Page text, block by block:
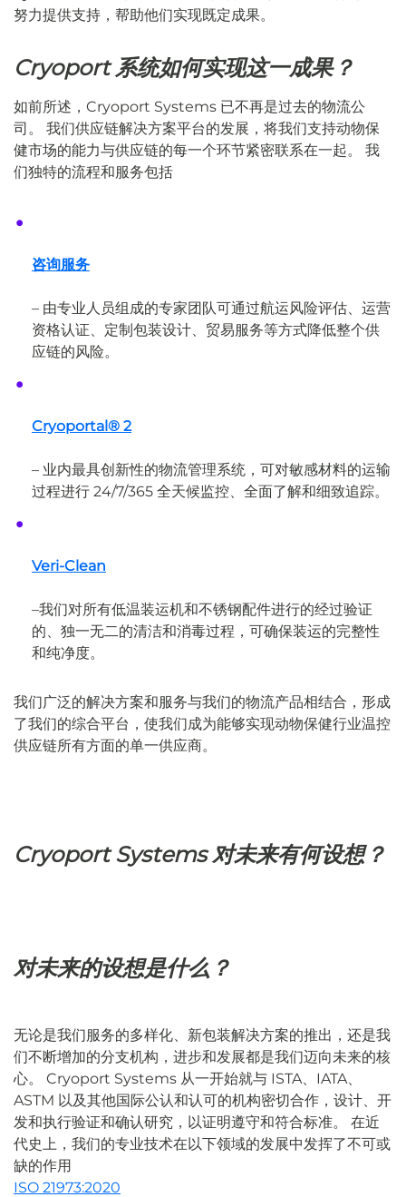
努力提供支持，帮助他们实现既定成果。
Cryoport 系统如何实现这一成果？
如前所述，Cryoport Systems 已不再是过去的物流公
司。 我们供应链解决方案平台的发展，将我们支持动物保
健市场的能力与供应链的每一个环节紧密联系在一起。 我
们独特的流程和服务包括
咨询服务
– 由专业人员组成的专家团队可通过航运风险评估、运营
资格认证、定制包装设计、贸易服务等方式降低整个供
应链的风险。
Cryoportal® 2
– 业内最具创新性的物流管理系统，可对敏感材料的运输
过程进行 24/7/365 全天候监控、全面了解和细致追踪。
Veri-Clean
–我们对所有低温装运机和不锈钢配件进行的经过验证
的、独一无二的清洁和消毒过程，可确保装运的完整性
和纯净度。
我们广泛的解决方案和服务与我们的物流产品相结合，形成
了我们的综合平台，使我们成为能够实现动物保健行业温控
供应链所有方面的单一供应商。
Cryoport Systems 对未来有何设想？
对未来的设想是什么？
无论是我们服务的多样化、新包装解决方案的推出，还是我
们不断增加的分支机构，进步和发展都是我们迈向未来的核
心。 Cryoport Systems 从一开始就与 ISTA、IATA、
ASTM 以及其他国际公认和认可的机构密切合作，设计、开
发和执行验证和确认研究，以证明遵守和符合标准。 在近
代史上，我们的专业技术在以下领域的发展中发挥了不可或
缺的作用
ISO 21973:2020